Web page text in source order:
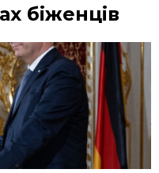
біженців